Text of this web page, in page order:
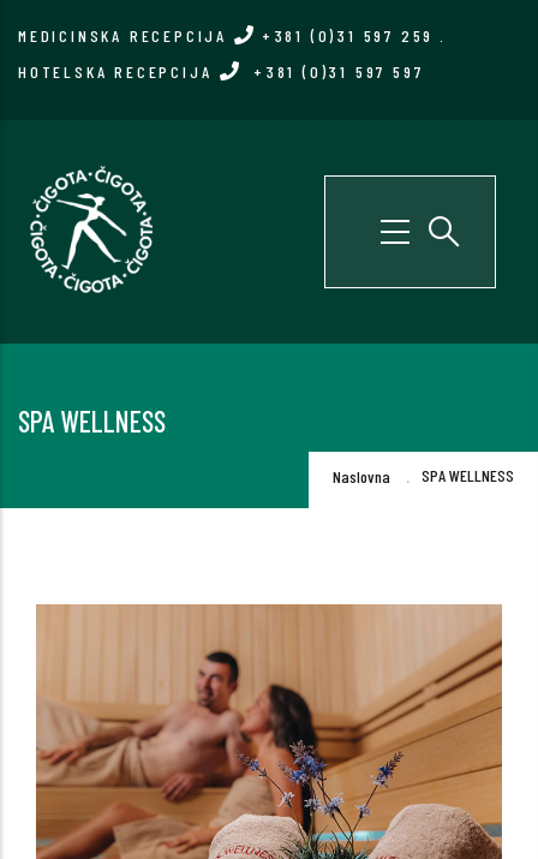
MEDICINSKA RECEPCIJA +381 (0)31 597 259
HOTELSKA RECEPCIJA
+381 (0)31 597 597
SPA WELLNESS
Breadcrumb
Naslovna . SPA WELLNESS